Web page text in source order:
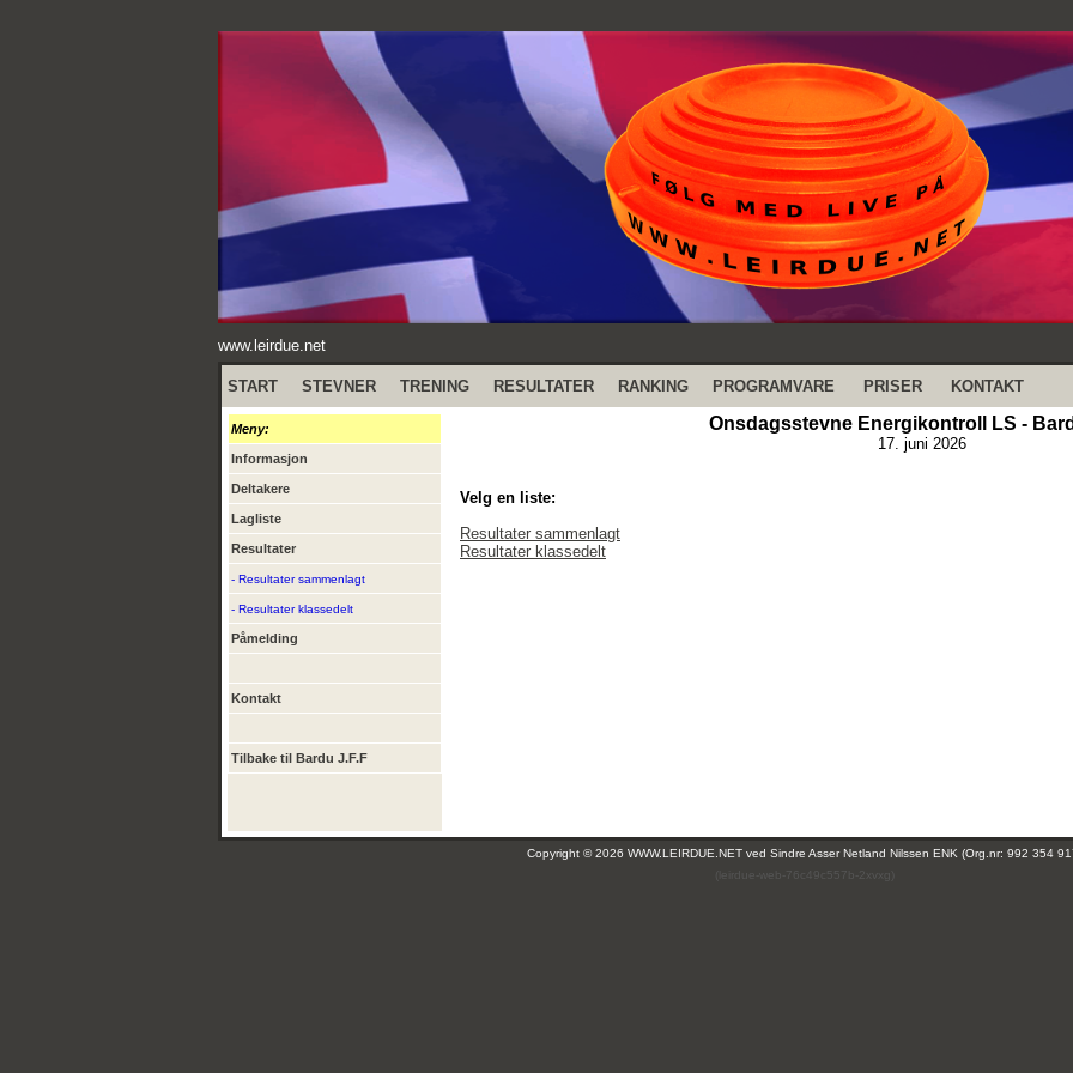
www.leirdue.net
START STEVNER TRENING RESULTATER RANKING PROGRAMVARE PRISER KONTAKT
Meny:
Informasjon
Deltakere
Lagliste
Resultater
- Resultater sammenlagt
- Resultater klassedelt
Påmelding
Kontakt
Tilbake til Bardu J.F.F
Onsdagsstevne Energikontroll LS -
17. juni 2026
Velg en liste:
Resultater sammenlagt
Resultater klassedelt
Copyright © 2026 WWW.LEIRDUE.NET ved Sindre Asser Netland Nilssen ENK (Org.nr: 992 354
(leirdue-web-76c49c557b-2xvxg)